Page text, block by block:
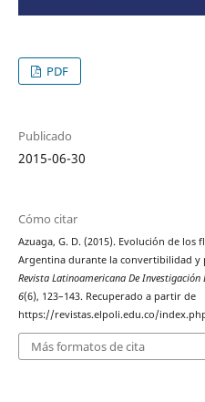
PDF
Publicado
2015-06-30
Cómo citar
Azuaga, G. D. (2015). Evolución de
Argentina durante la convertibilidad y
Revista Latinoamericana De Investigación
6(6), 123–143. Recuperado a partir de
https://revistas.elpoli.edu.co/
Más formatos de cita